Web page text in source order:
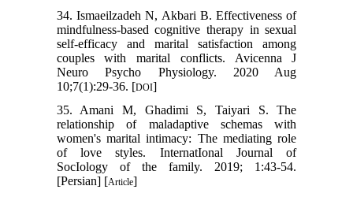
34. Ismaeilzadeh N, Akbari B. Effectiveness of
mindfulness-based cognitive therapy in sexual
self-efficacy and marital satisfaction among
couples with marital conflicts. Avicenna J
Neuro Psycho Physiology. 2020 Aug
10;7(1):29-36. [DOI]
35. Amani M, Ghadimi S, Taiyari S. The
relationship of maladaptive schemas with
women's marital intimacy: The mediating role
of love styles. InternatIonal Journal of
SocIology of the family. 2019; 1:43-54.
[Persian] [Article]